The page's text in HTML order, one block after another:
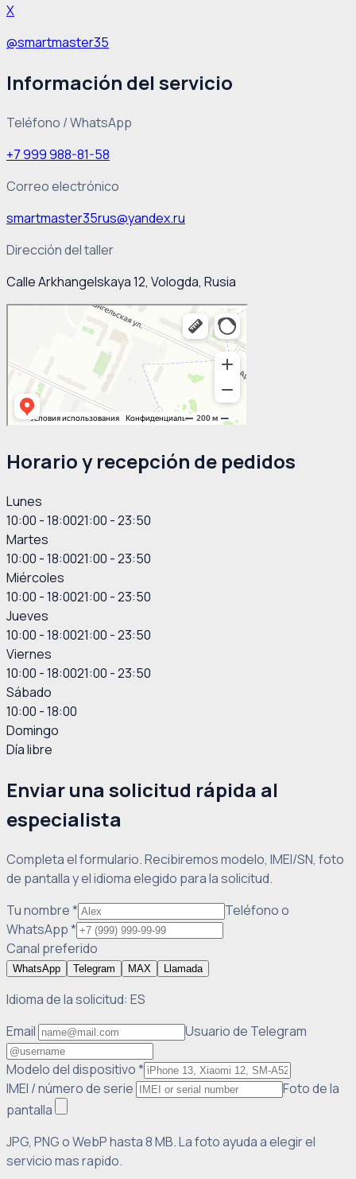
X
@smartmaster35
Información del servicio
Teléfono / WhatsApp
+7 999 988-81-58
Correo electrónico
smartmaster35rus@yandex.ru
Dirección del taller
Calle Arkhangelskaya 12, Vologda, Rusia
Horario y recepción de pedidos
Lunes
10:00 - 18:0021:00 - 23:50
Martes
10:00 - 18:0021:00 - 23:50
Miércoles
10:00 - 18:0021:00 - 23:50
Jueves
10:00 - 18:0021:00 - 23:50
Viernes
10:00 - 18:0021:00 - 23:50
Sábado
10:00 - 18:00
Domingo
Día libre
Enviar una solicitud rápida al
especialista
Completa el formulario. Recibiremos modelo, IMEI/SN, foto
de pantalla y el idioma elegido para la solicitud.
Tu nombre*
Teléfono o
WhatsApp*
Canal preferido
WhatsApp Telegram MAX Llamada
Idioma de la solicitud: ES
Email
Usuario de Telegram
Modelo del dispositivo*
IMEI / número de serie
Foto de la
pantalla
JPG, PNG o WebP hasta 8 MB. La foto ayuda a elegir el
servicio mas rapido.